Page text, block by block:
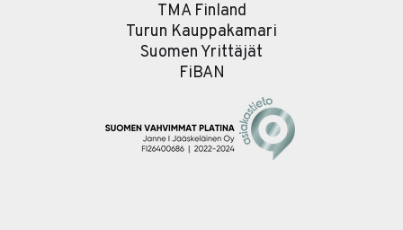
TMA Finland
Turun Kauppakamari
Suomen Yrittäjät
FiBAN